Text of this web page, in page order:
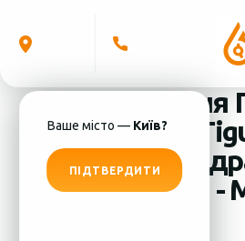
Ваше місто — Київ?
ПІДТВЕРДИТИ
Встановлення
Volkswagen
2017 (4
система ГБО -